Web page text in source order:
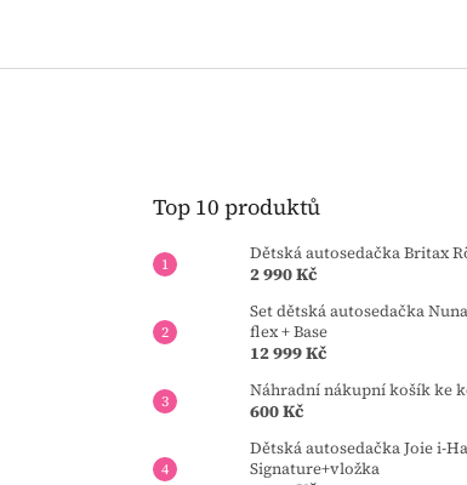
Top 10 produktů
Dětská autosedačka Britax
2 990 Kč
Set dětská autosedačka
flex + Base
12 999 Kč
Náhradní nákupní košík ke
600 Kč
Dětská autosedačka Joie i-
Signature+vložka